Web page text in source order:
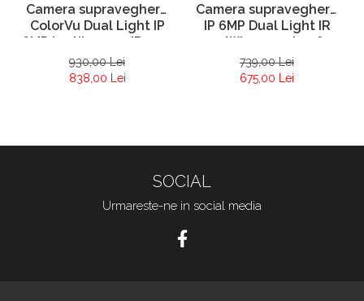
Camera supraveghere
ColorVu Dual Light IP
6MP lentila 4mm IR 50m
Lumină Albă 50m
Microfon – HIKVISION
930,00 Lei
838,00 Lei
Camera supraveghere
IP 6MP Dual Light IR
30m WL 30m microfon
PoE ColorVu – Hikvision
– DS-2CD1067G2H-LIU-
739,00 Lei
675,00 Lei
SOCIAL
Urmareste-ne in social media